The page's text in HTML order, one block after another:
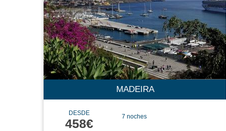
MADEIRA
DESDE
458€ 7 noches